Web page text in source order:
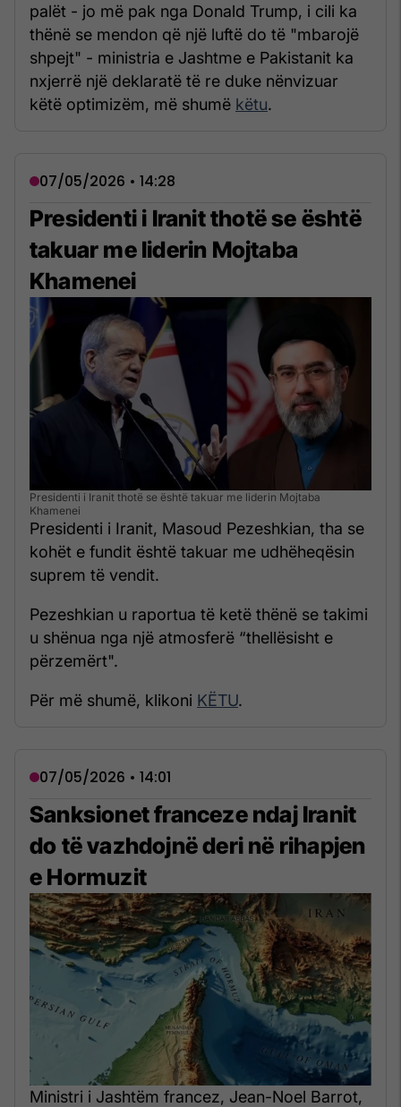
palët - jo më pak nga Donald Trump, i cili ka
thënë se mendon që një luftë do të "mbarojë
shpejt" - ministria e Jashtme e Pakistanit ka
nxjerrë një deklaratë të re duke nënvizuar
këtë optimizëm, më shumë këtu.
07/05/2026 • 14:28
Presidenti i Iranit thotë se është
takuar me liderin Mojtaba
Khamenei
Presidenti i Iranit thotë se është takuar me liderin Mojtaba
Khamenei
Presidenti i Iranit, Masoud Pezeshkian, tha se
kohët e fundit është takuar me udhëheqësin
suprem të vendit.
Pezeshkian u raportua të ketë thënë se takimi
u shënua nga një atmosferë “thellësisht e
përzemërt".
Për më shumë, klikoni KËTU.
07/05/2026 • 14:01
Sanksionet franceze ndaj Iranit
do të vazhdojnë deri në rihapjen
e Hormuzit
Ministri i Jashtëm francez, Jean-Noel Barrot,